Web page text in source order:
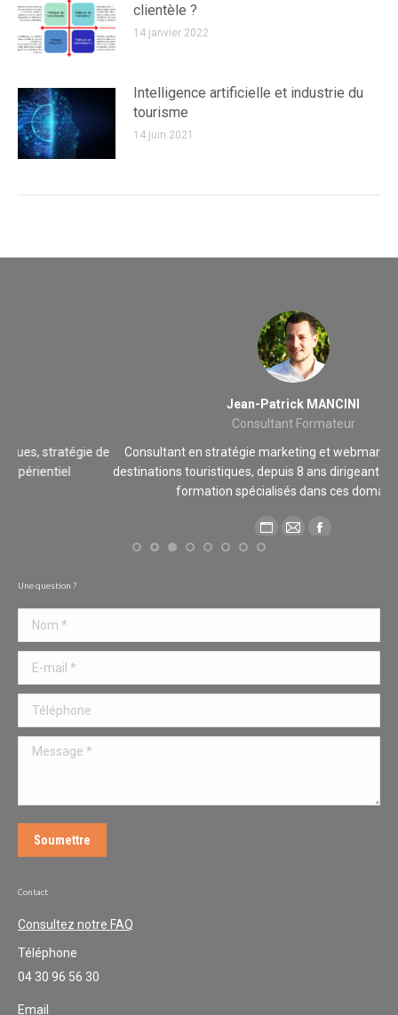
clientèle ?
14 janvier 2022
Intelligence artificielle et industrie du
tourisme
14 juin 2021
Jean-Patrick MANCINI
Consultant Formateur
Consultant en stratégie marketing et webmarketing pour les
destinations touristiques, depuis 8 ans dirigeant d’organismes de
formation spécialisés dans ces domaines.
Site
Nom *
E-mail *
Téléphone
Message *
Téléphone